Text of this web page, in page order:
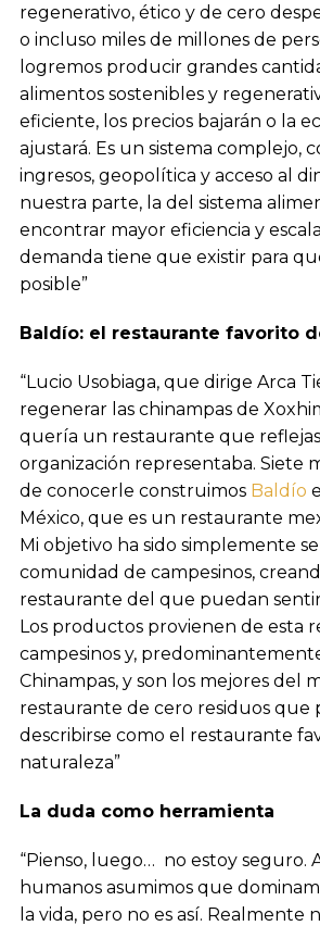
regenerativo, ético y de cero
o incluso miles de millones de
logremos producir grandes
alimentos sostenibles y
eficiente, los precios bajarán o la
ajustará. Es un sistema complejo,
ingresos, geopolítica y acceso al
nuestra parte, la del sistema
encontrar mayor eficiencia y
demanda tiene que existir para
posible”
Baldío: el restaurante favorito
“Lucio Usobiaga, que dirige Arca
regenerar las chinampas de
quería un restaurante que
organización representaba. Siete
de conocerle construimos Baldío
México, que es un restaurante
Mi objetivo ha sido simplemente
comunidad de campesinos,
restaurante del que puedan
Los productos provienen de esta
campesinos y,
Chinampas, y son los mejores del
restaurante de cero residuos que
describirse como el restaurante
naturaleza”
La duda como herramienta
“Pienso, luego… no estoy seguro.
humanos asumimos que
la vida, pero no es así. Realmente